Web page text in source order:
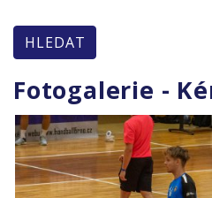
HLEDAT
Fotogalerie -